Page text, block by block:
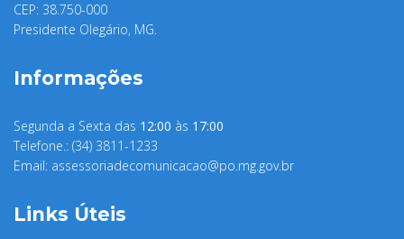
CEP: 38.750-000
Presidente Olegário, MG.
Informações
Segunda a Sexta das 12:00 às 17:00
Telefone.: (34) 3811-1233
Email: assessoriadecomunicacao@po.mg.gov.br
Links Úteis